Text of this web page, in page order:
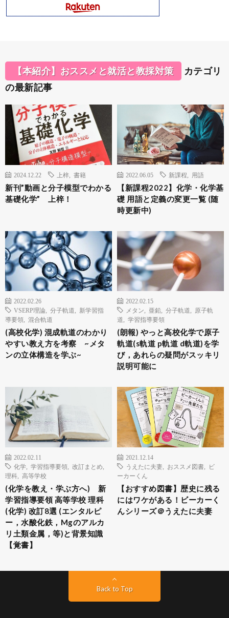
【本紹介】おススメと就活と教採対策
カテゴリ
の最新記事
2024.12.22 上梓 書籍
新刊”動画と分子模型でわかる
基礎化学” 上梓！
2022.06.05 新課程 用語
【新課程2022】化学・化学基
礎 用語と定義の変更一覧 (随
時更新中)
2022.02.26
VSERP理論
分子軌道
新学習指
導要領
混合軌道
(高校化学) 混成軌道のわかり
やすい教え方を考察 ~メタ
ンの立体構造を学ぶ~
2022.02.15
メタン
亜鉛 分子軌道
原子軌
道
学習指導要領
(朗報) やっと高校化学で原子
軌道(s軌道 p軌道 d軌道)を学
び，あれらの疑問がスッキリ
説明可能に
2022.02.11
化学
学習指導要領 改訂まとめ
理科
高等学校
(化学を教え・学ぶ方へ) 新
学習指導要領 高等学校 理科
(化学) 改訂8選 (エンタルピ
ー，水酸化鉄，Mgのアルカ
リ土類金属，等)と背景知識
【覚書】
2021.12.14
うえたに夫妻
おススメ図書
ビ
ーカーくん
【おすすめ図書】歴史に残る
にはワケがある！ビーカーく
んシリーズ＠うえたに夫妻
Back to Top